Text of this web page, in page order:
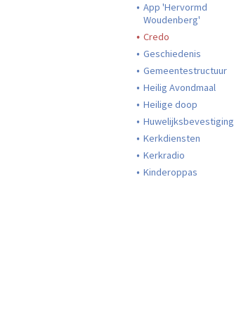
App 'Hervormd
Woudenberg'
Credo
Geschiedenis
Gemeentestructuur
Heilig Avondmaal
Heilige doop
Huwelijksbevestiging
Kerkdiensten
Kerkradio
Kinderoppas